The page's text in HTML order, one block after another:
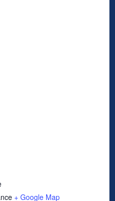
+ Google Map